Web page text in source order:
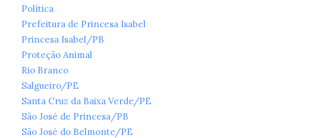
Política
Prefeitura de Princesa Isabel
Princesa Isabel/PB
Proteção Animal
Rio Branco
Salgueiro/PE
Santa Cruz da Baixa Verde/PE
São José de Princesa/PB
São José do Belmonte/PE